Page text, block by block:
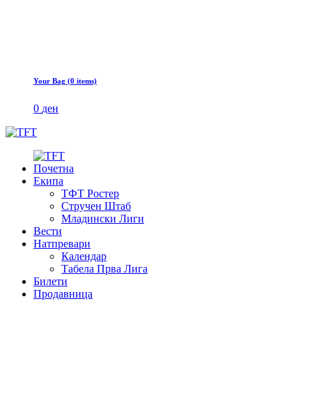
Your Bag (0 items)
0 ден
Почетна
Екипа
ТФТ Ростер
Стручен Штаб
Младински Лиги
Вести
Натпревари
Календар
Табела Прва Лига
Билети
Продавница